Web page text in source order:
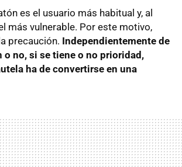
es el usuario más habitual y, al
más vulnerable. Por este motivo,
precaución. Independientemente de
o no, si se tiene o no prioridad,
ha de convertirse en una